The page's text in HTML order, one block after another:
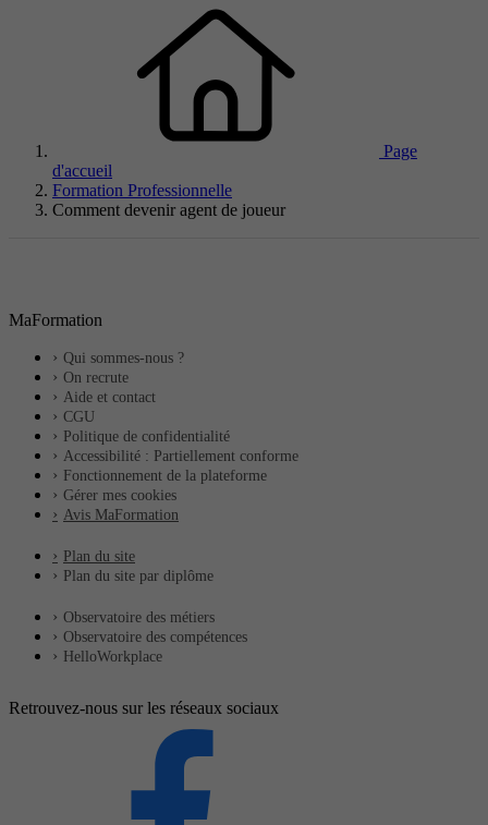
Page
d'accueil
Formation Professionnelle
Comment devenir agent de joueur
MaFormation
Qui sommes-nous ?
On recrute
Aide et contact
CGU
Politique de confidentialité
Accessibilité : Partiellement conforme
Fonctionnement de la plateforme
Gérer mes cookies
Avis MaFormation
Plan du site
Plan du site par diplôme
Observatoire des métiers
Observatoire des compétences
HelloWorkplace
Retrouvez-nous sur les réseaux sociaux